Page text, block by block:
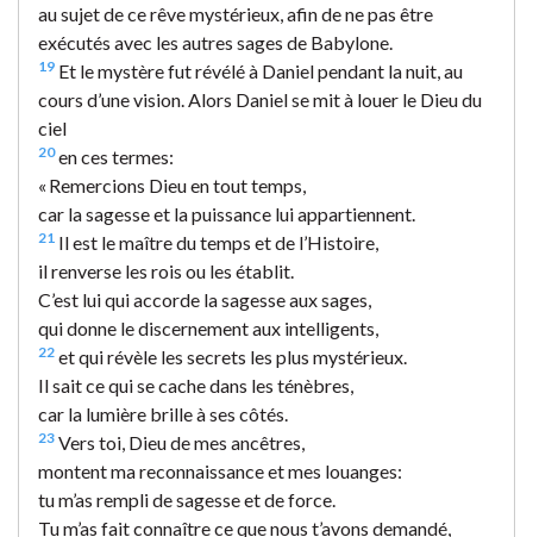
au sujet de ce rêve mystérieux, afin de ne pas être
exécutés avec les autres sages de Babylone.
19 Et le mystère fut révélé à Daniel pendant la nuit, au
cours d’une vision. Alors Daniel se mit à louer le Dieu du
ciel
20en ces termes:
« Remercions Dieu en tout temps,
car la sagesse et la puissance lui appartiennent.
21 Il est le maître du temps et de l’Histoire,
il renverse les rois ou les établit.
C’est lui qui accorde la sagesse aux sages,
qui donne le discernement aux intelligents,
22 et qui révèle les secrets les plus mystérieux.
Il sait ce qui se cache dans les ténèbres,
car la lumière brille à ses côtés.
23 Vers toi, Dieu de mes ancêtres,
montent ma reconnaissance et mes louanges:
tu m’as rempli de sagesse et de force.
Tu m’as fait connaître ce que nous t’avons demandé,